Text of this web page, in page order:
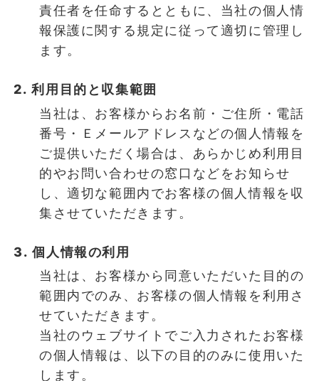
責任者を任命するとともに、当社の個人情
報保護に関する規定に従って適切に管理し
ます。
2. 利用目的と収集範囲
当社は、お客様からお名前・ご住所・電話
番号・Ｅメールアドレスなどの個人情報を
ご提供いただく場合は、あらかじめ利用目
的やお問い合わせの窓口などをお知らせ
し、適切な範囲内でお客様の個人情報を収
集させていただきます。
3. 個人情報の利用
当社は、お客様から同意いただいた目的の
範囲内でのみ、お客様の個人情報を利用さ
せていただきます。
当社のウェブサイトでご入力されたお客様
の個人情報は、以下の目的のみに使用いた
します。